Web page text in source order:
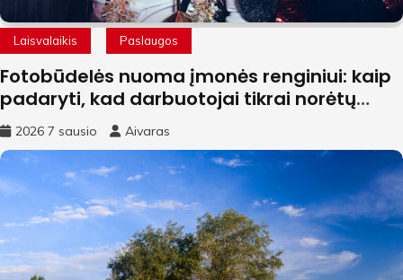
Laisvalaikis Paslaugos
Fotobūdelės nuoma įmonės renginiui: kaip
padaryti, kad darbuotojai tikrai norėtų
fotografuotis
2026 7 sausio Aivaras